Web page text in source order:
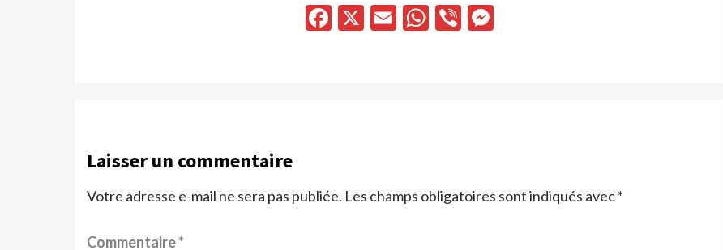
Facebook
X EmailWhatsApp
Viber
Laisser un commentaire
Votre adresse e-mail ne sera pas publiée. Les champs obligatoires sont indiqués avec*
Commentaire*